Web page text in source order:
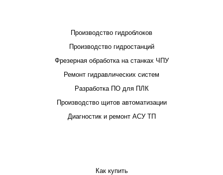
Производство гидроблоков
Производство гидростанций
Фрезерная обработка на станках ЧПУ
Ремонт гидравлических систем
Разработка ПО для ПЛК
Производство щитов автоматизации
Диагностик и ремонт АСУ ТП
Как купить